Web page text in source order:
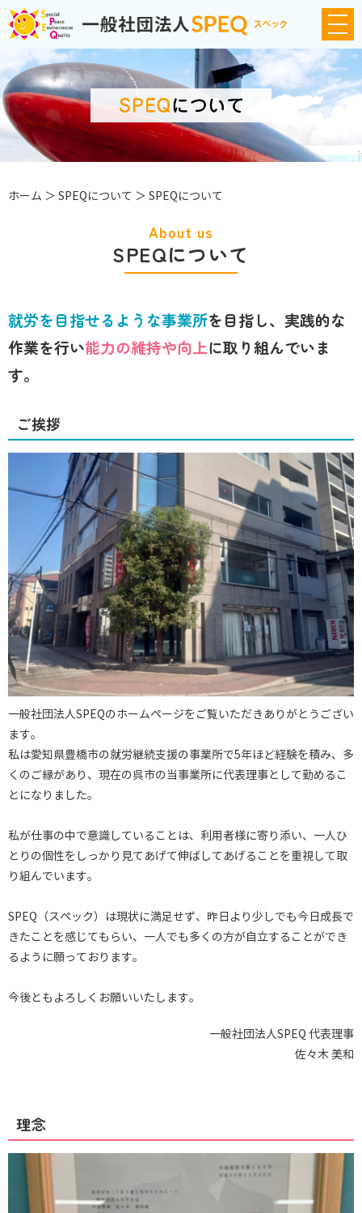
ホーム ＞ SPEQについて ＞ SPEQについて
About us
SPEQについて
就労を目指せるような事業所を目指し、 実践的な
作業を行い能力の維持や向上に取り組んでいま
す。
ご挨拶
一般社団法人SPEQのホームページをご覧いただきありがとうござい
ます。
私は愛知県豊橋市の就労継続支援の事業所で5年ほど経験を積み、多
くのご縁があり、現在の呉市の当事業所に代表理事として勤めるこ
とになりました。
私が仕事の中で意識していることは、利用者様に寄り添い、一人ひ
とりの個性をしっかり見てあげて伸ばしてあげることを重視して取
り組んでいます。
SPEQ（スペック）は現状に満足せず、昨日より少しでも今日成長で
きたことを感じてもらい、一人でも多くの方が自立することができ
るように願っております。
今後ともよろしくお願いいたします。
一般社団法人SPEQ 代表理事
佐々木 美和
理念